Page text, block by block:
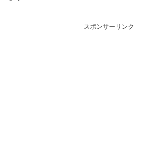
スポンサーリンク